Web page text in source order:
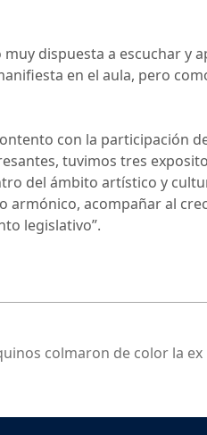
dispuesta a escuchar y
en el aula, pero
con la participación
tuvimos tres
del ámbito artístico y
armónico, acompañar al
legislativo”.
colmaron de color la